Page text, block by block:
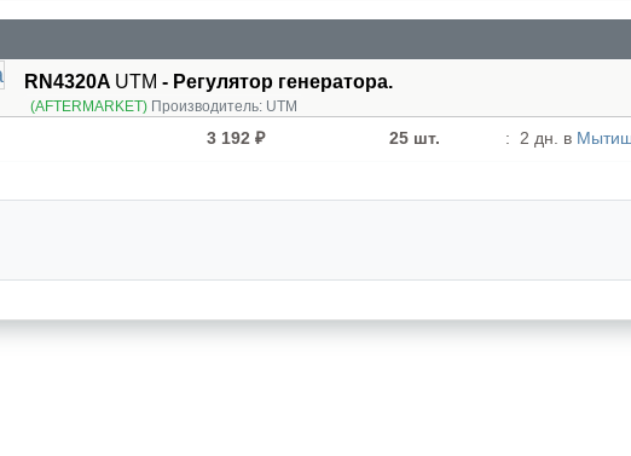
RN4320A UTM - Регулятор генератора.
(AFTERMARKET)Производитель: UTM
3 192 ₽ 25 шт. : 2 дн. в